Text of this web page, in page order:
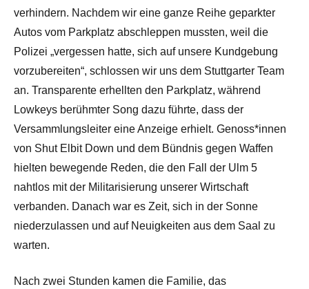
verhindern. Nachdem wir eine ganze Reihe geparkter
Autos vom Parkplatz abschleppen mussten, weil die
Polizei „vergessen hatte, sich auf unsere Kundgebung
vorzubereiten“, schlossen wir uns dem Stuttgarter Team
an. Transparente erhellten den Parkplatz, während
Lowkeys berühmter Song dazu führte, dass der
Versammlungsleiter eine Anzeige erhielt. Genoss*innen
von Shut Elbit Down und dem Bündnis gegen Waffen
hielten bewegende Reden, die den Fall der Ulm 5
nahtlos mit der Militarisierung unserer Wirtschaft
verbanden. Danach war es Zeit, sich in der Sonne
niederzulassen und auf Neuigkeiten aus dem Saal zu
warten.
Nach zwei Stunden kamen die Familie, das